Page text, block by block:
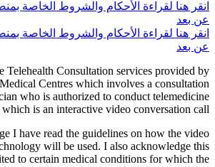
انقر هنا لقراءة الأحكام والشروط الخاصة
عن بعد
انقر هنا لقراءة الأحكام والشروط الخاصة
عن بعد
Telehealth Consultation services provided by
Centres which involves a consultation
who is authorized to conduct telemedicine
is an interactive video conversation call.
I have read the guidelines on how the video
will be used. I also acknowledge this
to certain medical conditions for which the